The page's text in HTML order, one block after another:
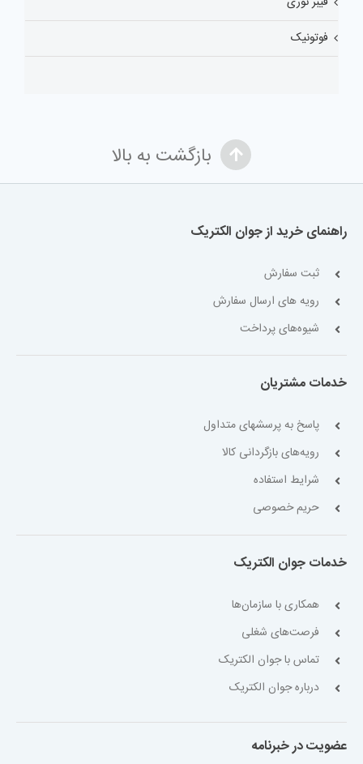
فوتونیک
بازگشت به بالا
راهنمای خرید از جوان الکتریک
ثبت سفارش
رویه های ارسال سفارش
شیوه‌های پرداخت
خدمات مشتریان
پاسخ به پرسشهای متداول
رویه‌های بازگردانی کالا
شرایط استفاده
حریم خصوصی
خدمات جوان الکتریک
همکاری با سازمان‌ها
فرصت‌های شغلی
تماس با جوان الکتریک
درباره جوان الکتریک
عضویت در خبرنامه